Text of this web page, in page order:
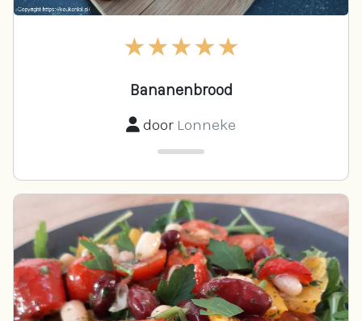
Bananenbrood
door Lonneke